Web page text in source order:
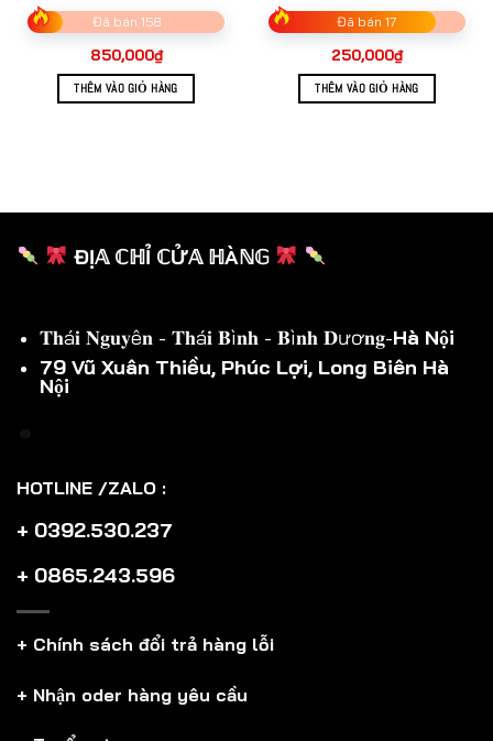
Đã bán 158
850,000₫
THÊM VÀO GIỎ HÀNG
Đã bán 17
250,000₫
THÊM VÀO GIỎ HÀNG
ĐỊ𝔸 ℂℍỈ ℂỬ𝔸 ℍÀℕ𝔾
𝐓𝐡á𝐢 𝐍𝐠𝐮𝐲ê𝐧 - 𝐓𝐡á𝐢 𝐁ì𝐧𝐡 - 𝐁ì𝐧𝐡 𝐃ươ𝐧𝐠-Hà Nội
79 Vũ Xuân Thiều, Phúc Lợi, Long Biên Hà
Nội
HOTLINE /ZALO :
+ 0392.530.237
+ 0865.243.596
+ Chính sách đổi trả hàng lỗi
+ Nhận oder hàng yêu cầu